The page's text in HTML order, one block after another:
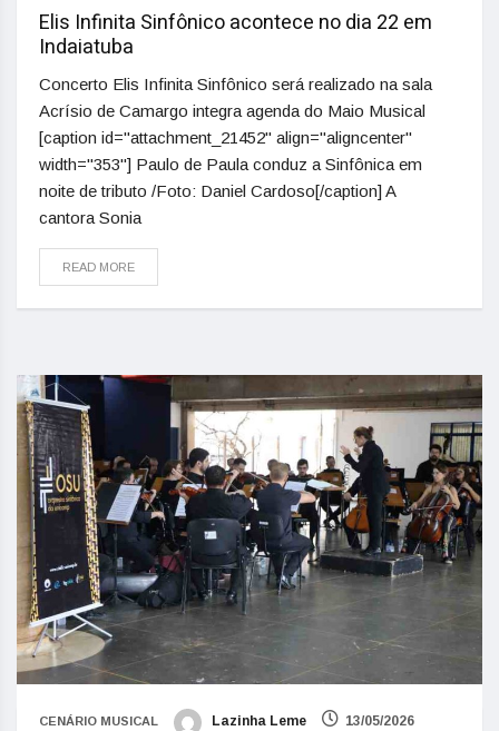
Elis Infinita Sinfônico acontece no dia 22 em
Indaiatuba
Concerto Elis Infinita Sinfônico será realizado na sala
Acrísio de Camargo integra agenda do Maio Musical
[caption id="attachment_21452" align="aligncenter"
width="353"] Paulo de Paula conduz a Sinfônica em
noite de tributo /Foto: Daniel Cardoso[/caption] A
cantora Sonia
READ MORE
CENÁRIO MUSICAL Lazinha Leme 13/05/2026